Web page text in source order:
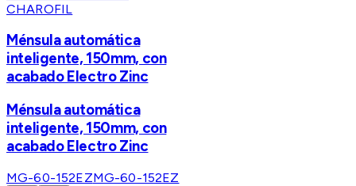
CHAROFIL
Ménsula automática
inteligente, 150mm, con
acabado Electro Zinc
Ménsula automática
inteligente, 150mm, con
acabado Electro Zinc
MG-60-152EZMG-60-152EZ